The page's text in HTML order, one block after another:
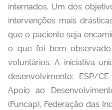
internados. Um dos
intervenções mais
que o paciente seja
o que foi bem
voluntários. A iniciativa
desenvolvimento: ESP/
Apoio ao
(Funcap), Federação das